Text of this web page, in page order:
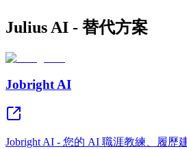
Julius AI - 替代方案
Jobright AI
Jobright AI - 您的 AI 職涯教練、履歷